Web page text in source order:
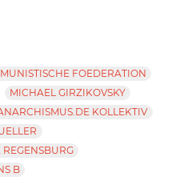
FOEDERATION
MICHAEL GIRZIKOVSKY
KOLLEKTIV
B